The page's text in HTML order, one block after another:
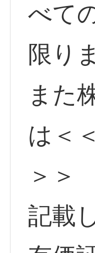
べて
限り
また
は＜
＞＞
記載